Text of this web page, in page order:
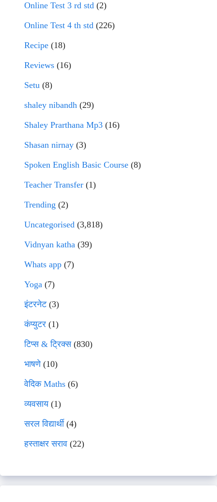
Online Test 3 rd std (2)
Online Test 4 th std (226)
Recipe (18)
Reviews (16)
Setu (8)
shaley nibandh (29)
Shaley Prarthana Mp3 (16)
Shasan nirnay (3)
Spoken English Basic Course (8)
Teacher Transfer (1)
Trending (2)
Uncategorised (3,818)
Vidnyan katha (39)
Whats app (7)
Yoga (7)
इंटरनेट(3)
कंप्युटर (1)
टिप्स & ट्रिक्स(830)
भाषणे(10)
वेदिक Maths (6)
व्यवसाय(1)
सरल विद्यार्थी(4)
हस्ताक्षर सराव (22)